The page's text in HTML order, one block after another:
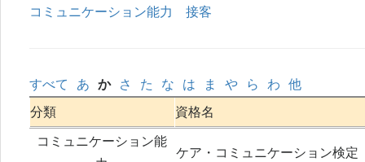
コミュニケーション能力 接客
すべて あ か さ た な は ま や ら わ
他
分類
資格名
コミュニケーション能
ケア・コミュニケーション検定